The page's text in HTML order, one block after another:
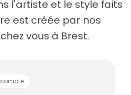
l'artiste et le style faits
est créée par nos
vous à Brest.
vivants
compte